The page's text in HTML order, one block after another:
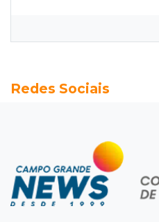
Granizo danifica
Agregado
Inter perde para o
quartas da Copa do
Redes Sociais